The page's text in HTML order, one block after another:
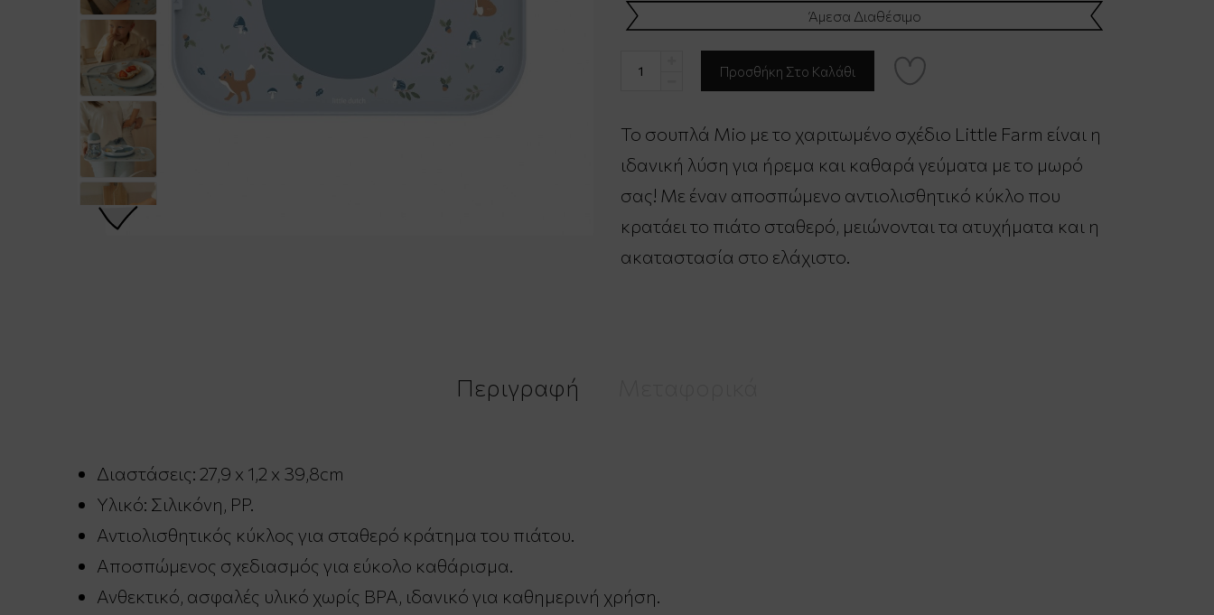
Άμεσα Διαθέσιμο
Το σουπλά Mio με το χαριτωμένο σχέδιο Little Farm είναι η
ιδανική λύση για ήρεμα και καθαρά γεύματα με το μωρό
σας! Με έναν αποσπώμενο αντιολισθητικό κύκλο που
κρατάει το πιάτο σταθερό, μειώνονται τα ατυχήματα και η
ακαταστασία στο ελάχιστο.
Περιγραφή
Διαστάσεις: 27,9 x 1,2 x 39,8cm
Υλικό: Σιλικόνη, PP.
Αντιολισθητικός κύκλος για σταθερό κράτημα του πιάτου.
Αποσπώμενος σχεδιασμός για εύκολο καθάρισμα.
Ανθεκτικό, ασφαλές υλικό χωρίς BPA, ιδανικό για καθημερινή χρήση.